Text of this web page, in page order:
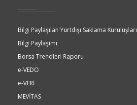
Bilgi Paylaşılan Yurtdışı Saklama Kuruluşları
Bilgi Paylaşımı
Borsa Trendleri Raporu
e-VEDO
e-VERİ
MEVİTAS